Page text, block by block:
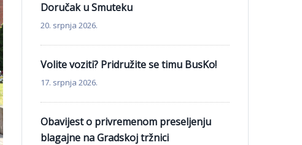
Doručak u Smuteku
20. srpnja 2026.
Volite voziti? Pridružite se timu BusKo!
17. srpnja 2026.
Obavijest o privremenom preseljenju
blagajne na Gradskoj tržnici